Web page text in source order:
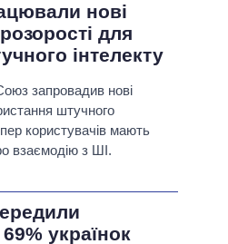
нові
для
інтелекту
запровадив нові
штучного
користувачів мають
взаємодію з ШІ.
українок